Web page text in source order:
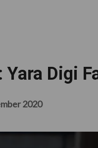
Yara Digi
2020